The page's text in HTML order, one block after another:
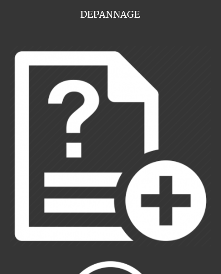
DEPANNAGE